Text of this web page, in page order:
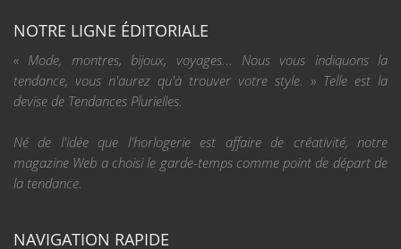
NOTRE LIGNE ÉDITORIALE
« Mode, montres, bijoux, voyages... Nous vous indiquons la
tendance, vous n'aurez qu'à trouver votre style. » Telle est la
devise de Tendances Plurielles.
Né de l'idée que l'horlogerie est affaire de créativité, notre
magazine Web a choisi le garde-temps comme point de départ de
la tendance.
NAVIGATION RAPIDE